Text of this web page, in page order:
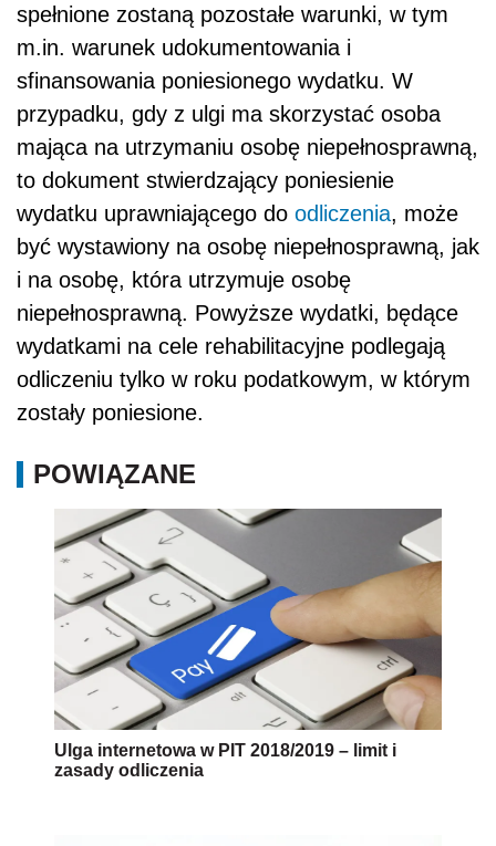
spełnione zostaną pozostałe warunki, w tym
m.in. warunek udokumentowania i
sfinansowania poniesionego wydatku. W
przypadku, gdy z ulgi ma skorzystać osoba
mająca na utrzymaniu osobę niepełnosprawną,
to dokument stwierdzający poniesienie
wydatku uprawniającego do odliczenia, może
być wystawiony na osobę niepełnosprawną, jak
i na osobę, która utrzymuje osobę
niepełnosprawną. Powyższe wydatki, będące
wydatkami na cele rehabilitacyjne podlegają
odliczeniu tylko w roku podatkowym, w którym
zostały poniesione.
POWIĄZANE
Ulga internetowa w PIT 2018/2019 – limit i
zasady odliczenia